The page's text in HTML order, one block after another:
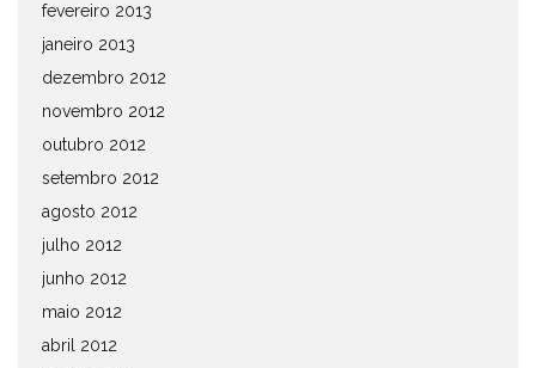
fevereiro 2013
janeiro 2013
dezembro 2012
novembro 2012
outubro 2012
setembro 2012
agosto 2012
julho 2012
junho 2012
maio 2012
abril 2012